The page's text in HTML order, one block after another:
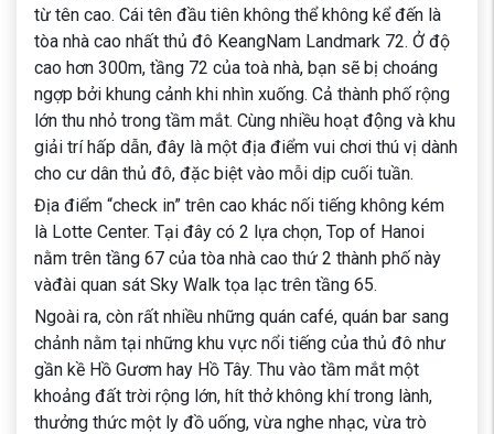
từ tên cao. Cái tên đầu tiên không thể không kể đến là
tòa nhà cao nhất thủ đô KeangNam Landmark 72. Ở độ
cao hơn 300m, tầng 72 của toà nhà, bạn sẽ bị choáng
ngợp bởi khung cảnh khi nhìn xuống. Cả thành phố rộng
lớn thu nhỏ trong tầm mắt. Cùng nhiều hoạt động và khu
giải trí hấp dẫn, đây là một địa điểm vui chơi thú vị dành
cho cư dân thủ đô, đặc biệt vào mỗi dịp cuối tuần.
Địa điểm “check in” trên cao khác nối tiếng không kém
là Lotte Center. Tại đây có 2 lựa chọn, Top of Hanoi
nằm trên tầng 67 của tòa nhà cao thứ 2 thành phố này
vàđài quan sát Sky Walk tọa lạc trên tầng 65.
Ngoài ra, còn rất nhiều những quán café, quán bar sang
chảnh nằm tại những khu vực nổi tiếng của thủ đô như
gần kề Hồ Gươm hay Hồ Tây. Thu vào tầm mắt một
khoảng đất trời rộng lớn, hít thở không khí trong lành,
thưởng thức một ly đồ uống, vừa nghe nhạc, vừa trò